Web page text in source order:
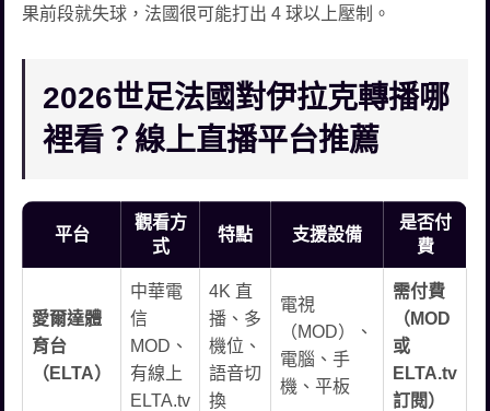
果前段就失球，法國很可能打出 4 球以上壓制。
2026世足法國對伊拉克轉播哪
裡看？線上直播平台推薦
平台
觀看方
式
特點 支援設備
是否付
費
愛爾達體
育台
（ELTA）
中華電
信
MOD、
有線上
ELTA.tv
4K 直
播、多
機位、
語音切
換
電視
（MOD）、
電腦、手
機、平板
需付費
（MOD
或
ELTA.tv
訂閱）